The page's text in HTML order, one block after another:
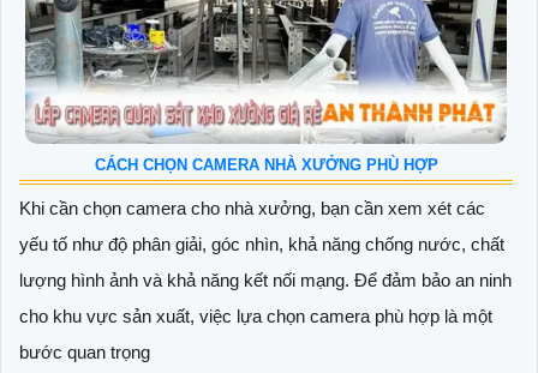
CÁCH CHỌN CAMERA NHÀ XƯỞNG PHÙ HỢP
Khi cần chọn camera cho nhà xưởng, bạn cần xem xét các
yếu tố như độ phân giải, góc nhìn, khả năng chống nước, chất
lượng hình ảnh và khả năng kết nối mạng. Để đảm bảo an ninh
cho khu vực sản xuất, việc lựa chọn camera phù hợp là một
bước quan trọng